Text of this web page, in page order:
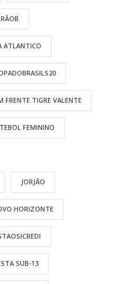
ATLANTICO
FRENTE TIGRE VALENTE
FEMININO
JORJÃO
HORIZONTE
SUB-13